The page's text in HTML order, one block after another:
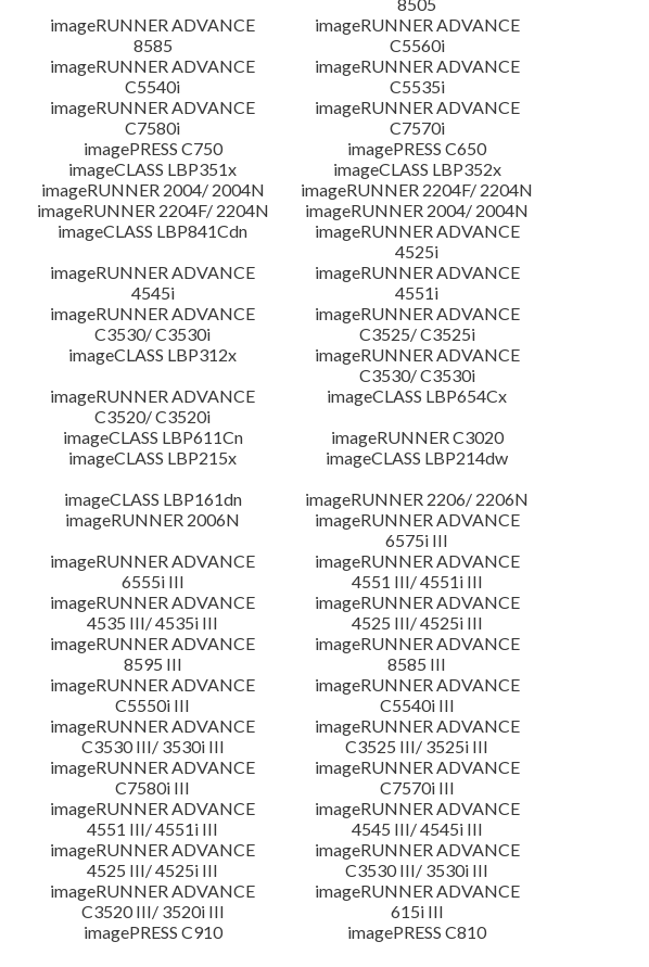
imageRUNNER ADVANCE
8585
imageRUNNER ADVANCE
C5560i
imageRUNNER ADVANCE
C5540i
imageRUNNER ADVANCE
C5535i
imageRUNNER ADVANCE
C7580i
imageRUNNER ADVANCE
C7570i
imagePRESS C750
imagePRESS C650
imageCLASS LBP351x
imageCLASS LBP352x
imageRUNNER 2004/ 2004N
imageRUNNER 2204F/ 2204N
imageRUNNER 2204F/ 2204N
imageRUNNER 2004/ 2004N
imageCLASS LBP841Cdn
imageRUNNER ADVANCE
4525i
imageRUNNER ADVANCE
4545i
imageRUNNER ADVANCE
4551i
imageRUNNER ADVANCE
C3530/ C3530i
imageRUNNER ADVANCE
C3525/ C3525i
imageCLASS LBP312x
imageRUNNER ADVANCE
C3530/ C3530i
imageRUNNER ADVANCE
C3520/ C3520i
imageCLASS LBP654Cx
imageCLASS LBP611Cn
imageRUNNER C3020
imageCLASS LBP215x
imageCLASS LBP214dw
imageCLASS LBP161dn
imageRUNNER 2206/ 2206N
imageRUNNER 2006N
imageRUNNER ADVANCE
6575i III
imageRUNNER ADVANCE
6555i III
imageRUNNER ADVANCE
4551 III/ 4551i III
imageRUNNER ADVANCE
4535 III/ 4535i III
imageRUNNER ADVANCE
4525 III/ 4525i III
imageRUNNER ADVANCE
8595 III
imageRUNNER ADVANCE
8585 III
imageRUNNER ADVANCE
C5550i III
imageRUNNER ADVANCE
C5540i III
imageRUNNER ADVANCE
C3530 III/ 3530i III
imageRUNNER ADVANCE
C3525 III/ 3525i III
imageRUNNER ADVANCE
C7580i III
imageRUNNER ADVANCE
C7570i III
imageRUNNER ADVANCE
4551 III/ 4551i III
imageRUNNER ADVANCE
4545 III/ 4545i III
imageRUNNER ADVANCE
4525 III/ 4525i III
imageRUNNER ADVANCE
C3530 III/ 3530i III
imageRUNNER ADVANCE
C3520 III/ 3520i III
imageRUNNER ADVANCE
615i III
imagePRESS C910
imagePRESS C810